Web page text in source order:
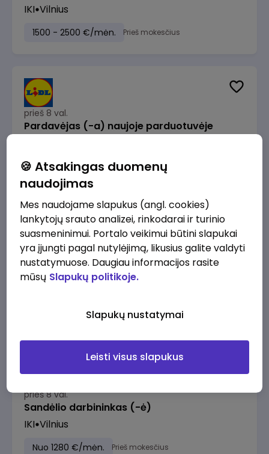
IKI Vilnius
1500 - 2500 €/mėn. Prieš mokesčius
prieš 8 val.
Pardavėjas (-a) naujoje parduotuvėje
1715 - 2170 €/mėn.
prieš 8 val.
Darbo užmokesčio buhalteris(ė)
3000 - 3650 €/mėn. Prieš mokesčius
prieš 8 val.
Sandėlio darbininkas (-ė)
IKI Vilnius
Nuo 1280 €/mėn. Prieš mokesčius
🍪 Atsakingas duomenų
naudojimas
Mes naudojame slapukus (angl. cookies)
lankytojų srauto analizei, rinkodarai ir turinio
suasmeninimui. Portalo veikimui būtini slapukai
yra įjungti pagal nutylėjimą, likusius galite valdyti
nustatymuose. Daugiau informacijos rasite
mūsų Slapukų politikoje.
Slapukų nustatymai
Leisti visus slapukus